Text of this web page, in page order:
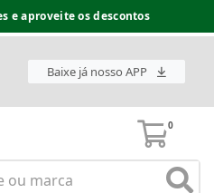
e aproveite os descontos
Baixe já nosso APP
0